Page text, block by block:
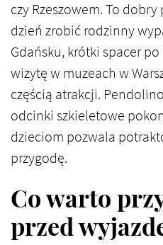
czy Rzeszowem. To
dzień zrobić rodzinny
Gdańsku, krótki spacer
wizytę w muzeach w
częścią atrakcji.
odcinki szkieletowe
dzieciom pozwala
przygodę.
Co warto
przed